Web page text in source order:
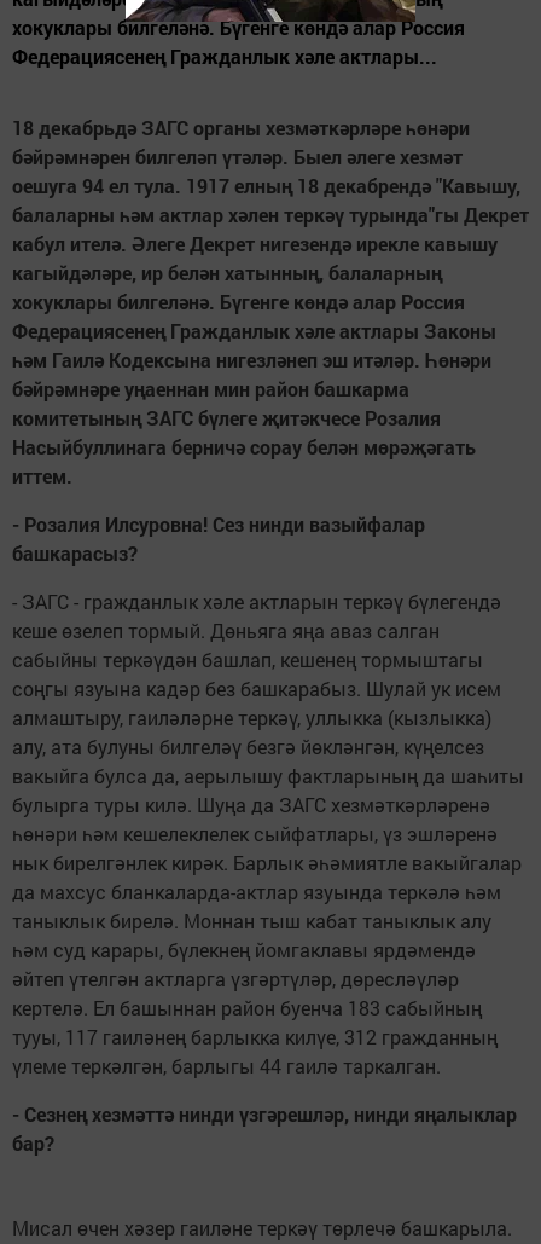
хокуклары билгеләнә. Бүгенге көндә алар Россия
Федерациясенең Гражданлык хәле актлары...
18 декабрьдә ЗАГС органы хезмәткәрләре һөнәри
бәйрәмнәрен билгеләп үтәләр. Быел әлеге хезмәт
оешуга 94 ел тула. 1917 елның 18 декабрендә "Кавышу,
балаларны һәм актлар хәлен теркәү турында"гы Декрет
кабул ителә. Әлеге Декрет нигезендә ирекле кавышу
кагыйдәләре, ир белән хатынның, балаларның
хокуклары билгеләнә. Бүгенге көндә алар Россия
Федерациясенең Гражданлык хәле актлары Законы
һәм Гаилә Кодексына нигезләнеп эш итәләр. Һөнәри
бәйрәмнәре уңаеннан мин район башкарма
комитетының ЗАГС бүлеге җитәкчесе Розалия
Насыйбуллинага берничә сорау белән мөрәҗәгать
иттем.
- Розалия Илсуровна! Сез нинди вазыйфалар
башкарасыз?
- ЗАГС - гражданлык хәле актларын теркәү бүлегендә
кеше өзелеп тормый. Дөньяга яңа аваз салган
сабыйны теркәүдән башлап, кешенең тормыштагы
соңгы язуына кадәр без башкарабыз. Шулай ук исем
алмаштыру, гаиләләрне теркәү, уллыкка (кызлыкка)
алу, ата булуны билгеләү безгә йөкләнгән, күңелсез
вакыйга булса да, аерылышу фактларының да шаһиты
булырга туры килә. Шуңа да ЗАГС хезмәткәрләренә
һөнәри һәм кешелеклелек сыйфатлары, үз эшләренә
нык бирелгәнлек кирәк. Барлык әһәмиятле вакыйгалар
да махсус бланкаларда-актлар язуында теркәлә һәм
таныклык бирелә. Моннан тыш кабат таныклык алу
һәм суд карары, бүлекнең йомгаклавы ярдәмендә
әйтеп үтелгән актларга үзгәртүләр, дөресләүләр
кертелә. Ел башыннан район буенча 183 сабыйның
тууы, 117 гаиләнең барлыкка килүе, 312 гражданның
үлеме теркәлгән, барлыгы 44 гаилә таркалган.
- Сезнең хезмәттә нинди үзгәрешләр, нинди яңалыклар
бар?
Мисал өчен хәзер гаиләне теркәү төрлечә башкарыла.